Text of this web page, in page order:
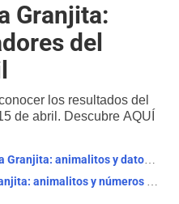
Granjita:
del
los resultados del
de abril. Descubre AQUÍ
Resultados del Lotto Activo y La Granjita: animalitos y datos explosivos del 13 de abril
Resultados Lotto Activo y la Granjita: animalitos y números ganadores del 12 de abril